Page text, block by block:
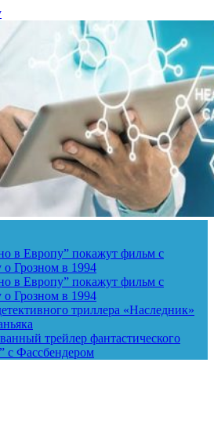
в Европу” покажут фильм с
о Грозном в 1994
в Европу” покажут фильм с
о Грозном в 1994
триллера «Наследник»
трейлер фантастического
с Фассбендером